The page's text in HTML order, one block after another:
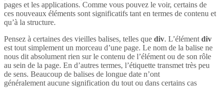
pages et les applications. Comme vous pouvez le voir, certains de
ces nouveaux éléments sont significatifs tant en termes de contenu et
qu’à la structure.
Pensez à certaines des vieilles balises, telles que div. L’élément div
est tout simplement un morceau d’une page. Le nom de la balise ne
nous dit absolument rien sur le contenu de l’élément ou de son rôle
au sein de la page. En d’autres termes, l’étiquette transmet très peu
de sens. Beaucoup de balises de longue date n’ont
généralement aucune signification du tout ou dans certains cas